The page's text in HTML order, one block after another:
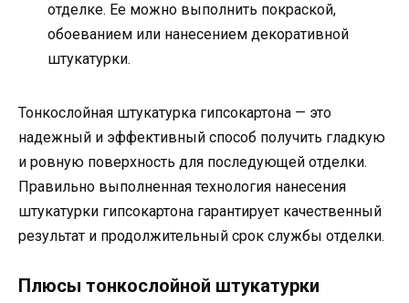
отделке. Ее можно выполнить покраской,
обоеванием или нанесением декоративной
штукатурки.
Тонкослойная штукатурка гипсокартона — это
надежный и эффективный способ получить гладкую
и ровную поверхность для последующей отделки.
Правильно выполненная технология нанесения
штукатурки гипсокартона гарантирует качественный
результат и продолжительный срок службы отделки.
Плюсы тонкослойной штукатурки